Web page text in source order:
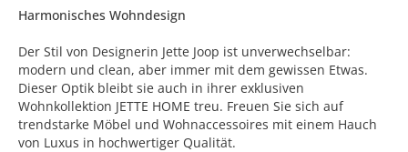
Harmonisches Wohndesign
Der Stil von Designerin Jette Joop ist unverwechselbar:
modern und clean, aber immer mit dem gewissen Etwas.
Dieser Optik bleibt sie auch in ihrer exklusiven
Wohnkollektion JETTE HOME treu. Freuen Sie sich auf
trendstarke Möbel und Wohnaccessoires mit einem Hauch
von Luxus in hochwertiger Qualität.